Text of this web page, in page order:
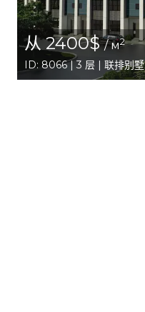
从 2400$/ м2
ID: 8066 | 3 层 | 联排别墅